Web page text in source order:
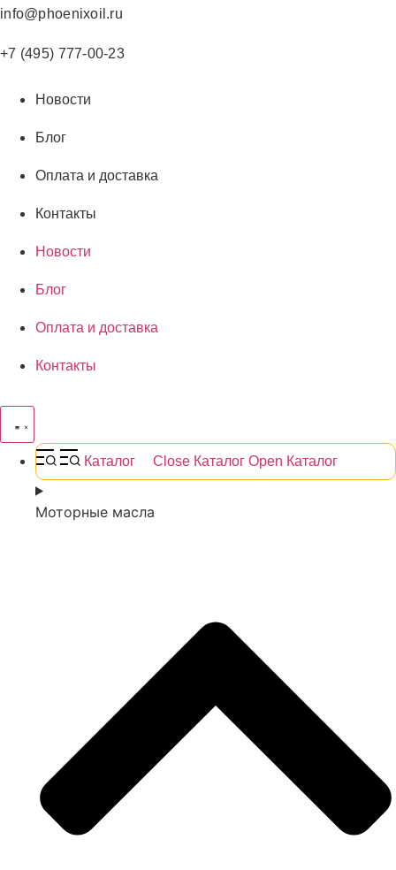
Перейти
содержимому
info@phoenixoil.ru
+7 (495) 777-00-23
Новости
Блог
Оплата и доставка
Контакты
Новости
Блог
Оплата и доставка
Контакты
Каталог Close Каталог Open Каталог
Моторные масла